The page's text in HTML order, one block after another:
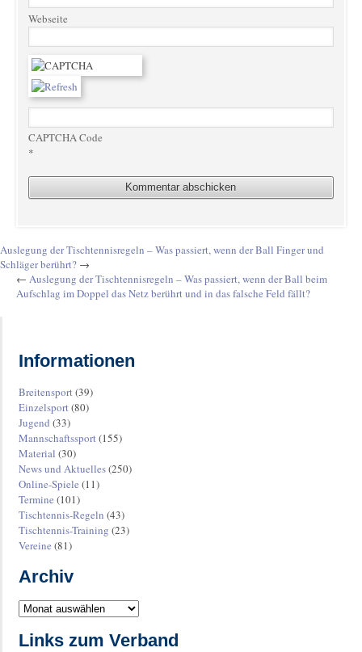
Webseite
CAPTCHA Code
*
Auslegung der Tischtennisregeln – Was passiert, wenn der Ball Finger und
Schläger berührt? →
← Auslegung der Tischtennisregeln – Was passiert, wenn der Ball beim
Aufschlag im Doppel das Netz berührt und in das falsche Feld fällt?
Informationen
Breitensport(39)
Einzelsport(80)
Jugend (33)
Mannschaftssport(155)
Material (30)
News und Aktuelles(250)
Online-Spiele (11)
Termine (101)
Tischtennis-Regeln (43)
Tischtennis-Training (23)
Vereine (81)
Archiv
Links zum Verband